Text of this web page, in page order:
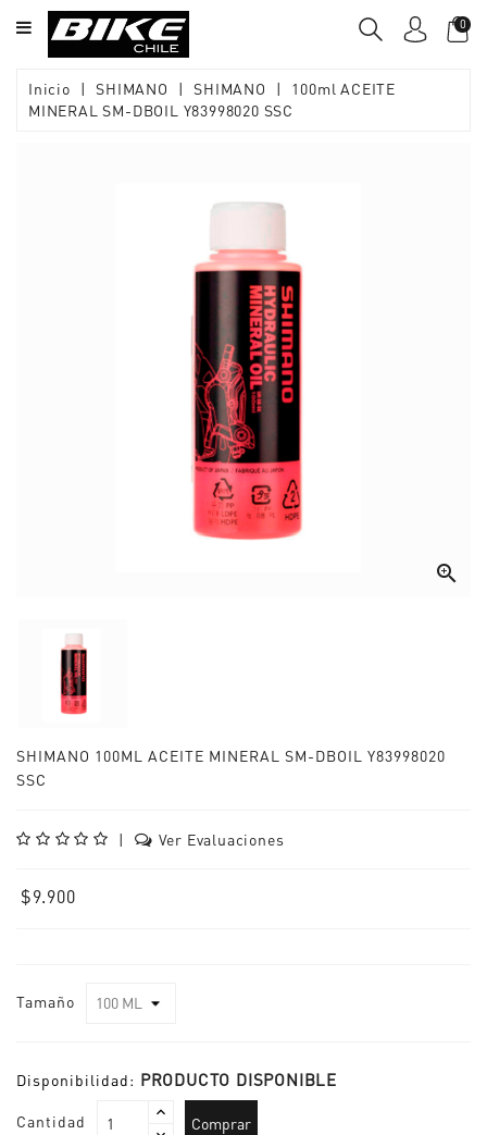
CATEGORY
BICICLETAS
0
Inicio SHIMANO SHIMANO
100ml ACEITE
MINERAL SM-DBOIL Y83998020 SSC

SHIMANO 100ML ACEITE MINERAL SM-DBOIL Y83998020
SSC
| Ver Evaluaciones
$9.900
Tamaño
Disponibilidad: PRODUCTO DISPONIBLE
Cantidad Comprar